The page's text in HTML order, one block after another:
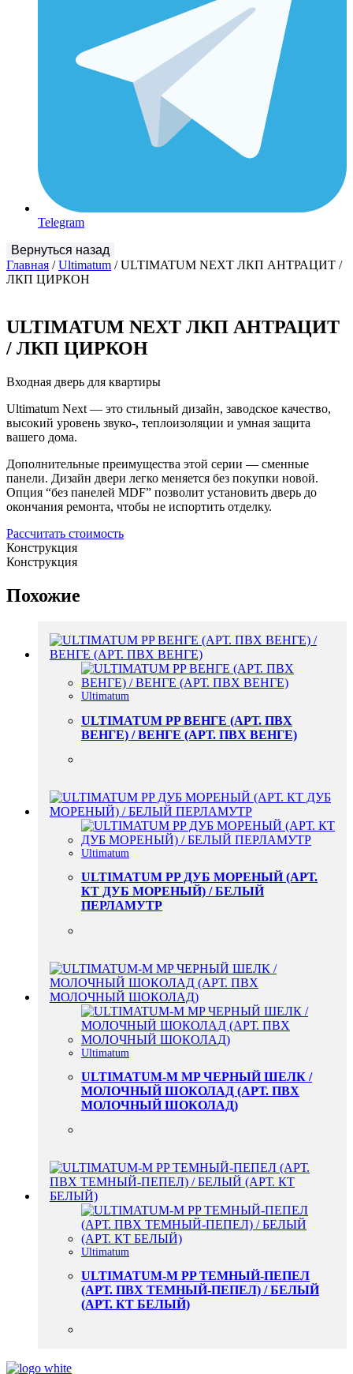
Telegram
Главная /Ultimatum / ULTIMATUM NEXT ЛКП АНТРАЦИТ /
ЛКП ЦИРКОН
ULTIMATUM NEXT ЛКП АНТРАЦИТ
/ ЛКП ЦИРКОН
Входная дверь для квартиры
Ultimatum Next — это стильный дизайн, заводское качество,
высокий уровень звуко-, теплоизоляции и умная защита
вашего дома.
Дополнительные преимущества этой серии — сменные
панели. Дизайн двери легко меняется без покупки новой.
Опция “без панелей MDF” позволит установить дверь до
окончания ремонта, чтобы не испортить отделку.
Рассчитать стоимость
Конструкция
Конструкция
Похожие
Ultimatum
ULTIMATUM PP ВЕНГЕ (АРТ. ПВХ
ВЕНГЕ) / ВЕНГЕ (АРТ. ПВХ ВЕНГЕ)
Ultimatum
ULTIMATUM PP ДУБ МОРЕНЫЙ (АРТ.
КТ ДУБ МОРЕНЫЙ) / БЕЛЫЙ
ПЕРЛАМУТР
Ultimatum
ULTIMATUM-M MP ЧЕРНЫЙ ШЕЛК /
МОЛОЧНЫЙ ШОКОЛАД (АРТ. ПВХ
МОЛОЧНЫЙ ШОКОЛАД)
Ultimatum
ULTIMATUM-M PP ТЕМНЫЙ-ПЕПЕЛ
(АРТ. ПВХ ТЕМНЫЙ-ПЕПЕЛ) / БЕЛЫЙ
(АРТ. КТ БЕЛЫЙ)